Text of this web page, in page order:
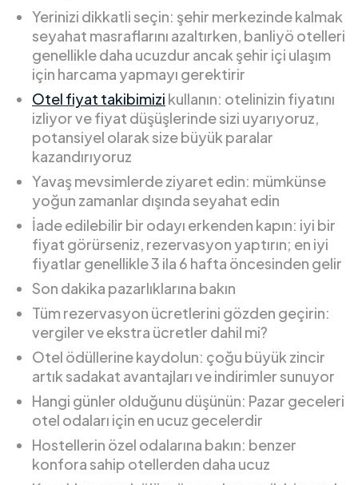
Yerinizi dikkatli seçin: şehir merkezinde kalmak
seyahat masraflarını azaltırken, banliyö otelleri
genellikle daha ucuzdur ancak şehir içi ulaşım
için harcama yapmayı gerektirir
Otel fiyat takibimizi kullanın: otelinizin fiyatını
izliyor ve fiyat düşüşlerinde sizi uyarıyoruz,
potansiyel olarak size büyük paralar
kazandırıyoruz
Yavaş mevsimlerde ziyaret edin: mümkünse
yoğun zamanlar dışında seyahat edin
İade edilebilir bir odayı erkenden kapın: iyi bir
fiyat görürseniz, rezervasyon yaptırın; en iyi
fiyatlar genellikle 3 ila 6 hafta öncesinden gelir
Son dakika pazarlıklarına bakın
Tüm rezervasyon ücretlerini gözden geçirin:
vergiler ve ekstra ücretler dahil mi?
Otel ödüllerine kaydolun: çoğu büyük zincir
artık sadakat avantajları ve indirimler sunuyor
Hangi günler olduğunu düşünün: Pazar geceleri
otel odaları için en ucuz gecelerdir
Hostellerin özel odalarına bakın: benzer
konfora sahip otellerden daha ucuz